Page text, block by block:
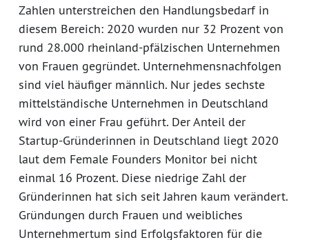
Zahlen unterstreichen den Handlungsbedarf in
diesem Bereich: 2020 wurden nur 32 Prozent von
rund 28.000 rheinland-pfälzischen Unternehmen
von Frauen gegründet. Unternehmensnachfolgen
sind viel häufiger männlich. Nur jedes sechste
mittelständische Unternehmen in Deutschland
wird von einer Frau geführt. Der Anteil der
Startup-Gründerinnen in Deutschland liegt 2020
laut dem Female Founders Monitor bei nicht
einmal 16 Prozent. Diese niedrige Zahl der
Gründerinnen hat sich seit Jahren kaum verändert.
Gründungen durch Frauen und weibliches
Unternehmertum sind Erfolgsfaktoren für die